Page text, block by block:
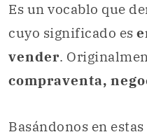
Es un vocablo que
cuyo significado es
vender.
compraventa,
Basándonos en